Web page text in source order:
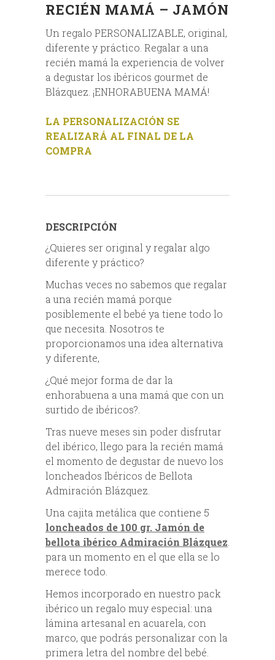
RECIÉN MAMÁ – JAMÓN
Un regalo PERSONALIZABLE, original,
diferente y práctico. Regalar a una
recién mamá la experiencia de volver
a degustar los ibéricos gourmet de
Blázquez. ¡ENHORABUENA MAMÁ!
LA PERSONALIZACIÓN SE
REALIZARÁ AL FINAL DE LA
COMPRA
DESCRIPCIÓN
¿Quieres ser original y regalar algo
diferente y práctico?
Muchas veces no sabemos que regalar
a una recién mamá porque
posiblemente el bebé ya tiene todo lo
que necesita. Nosotros te
proporcionamos una idea alternativa
y diferente,
¿Qué mejor forma de dar la
enhorabuena a una mamá que con un
surtido de ibéricos?.
Tras nueve meses sin poder disfrutar
del ibérico, llego para la recién mamá
el momento de degustar de nuevo los
loncheados Ibéricos de Bellota
Admiración Blázquez.
Una cajita metálica que contiene 5
loncheados de 100 gr. Jamón de
bellota ibérico Admiración Blázquez
para un momento en el que ella se lo
merece todo.
Hemos incorporado en nuestro pack
ibérico un regalo muy especial: una
lámina artesanal en acuarela, con
marco, que podrás personalizar con la
primera letra del nombre del bebé.